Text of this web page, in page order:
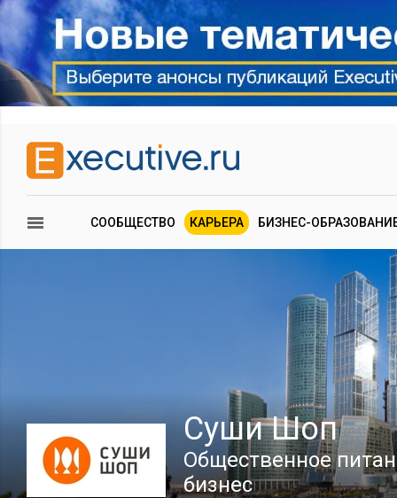
СООБЩЕСТВО КАРЬЕРА БИЗНЕС-
Суши Шоп
Общественное
бизнес